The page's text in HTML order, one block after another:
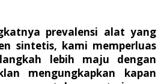
prevalensi alat yang
sintetis, kami memperluas
lebih maju dengan
mengungkapkan kapan